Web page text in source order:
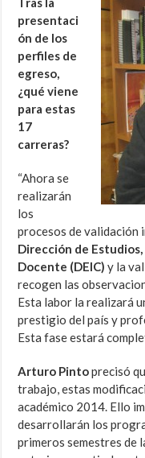
presentaci
ón de los
perfiles de
egreso,
¿qué viene
para estas
17
carreras?
“Ahora se
realizarán
los
procesos de validación
Dirección de
Docente (DEIC) y la
recogen las
Esta labor la realizará
prestigio del país y
Esta fase estará
Arturo Pintoprecisó
trabajo, estas
académico 2014. Ello
desarrollarán los
primeros semestres de